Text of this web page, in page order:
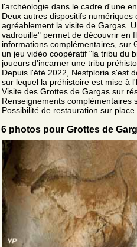
l'archéologie dans le cadre d'une
Deux autres dispositifs
agréablement la visite de Gargas.
vadrouille" permet de découvrir en
informations complémentaires, sur
un jeu vidéo coopératif "la tribu du
joueurs d'incarner une tribu
Depuis l'été 2022, Nestploria s'est
sur lequel la préhistoire est mise à
Visite des Grottes de Gargas sur
Renseignements complémentaires
Possibilité de restauration sur
6 photos pour Grottes de